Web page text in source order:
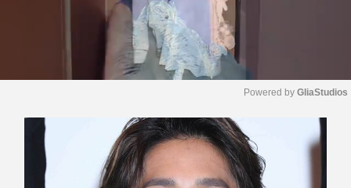
Powered by GliaStudios